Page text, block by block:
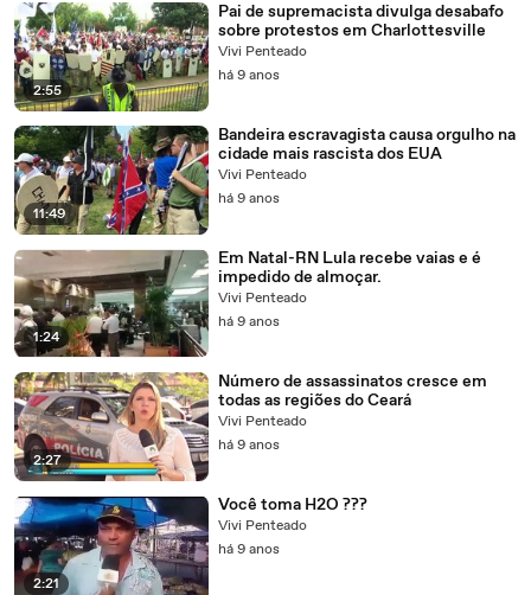
2:55
Pai de supremacista divulga desabafo
sobre protestos em Charlottesville
Vivi Penteado
há 9 anos
11:49
Bandeira escravagista causa orgulho na
cidade mais rascista dos EUA
Vivi Penteado
há 9 anos
1:24
Em Natal-RN Lula recebe vaias e é
impedido de almoçar.
Vivi Penteado
há 9 anos
2:27
Número de assassinatos cresce em
todas as regiões do Ceará
Vivi Penteado
há 9 anos
2:21
Você toma H2O ???
Vivi Penteado
há 9 anos